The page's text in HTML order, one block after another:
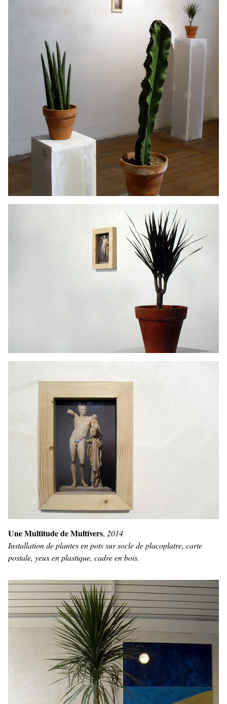
Une Multitude de Multivers, 2014
Installation de plantes en pots sur socle de placoplatre, carte
postale, yeux en plastique, cadre en bois.